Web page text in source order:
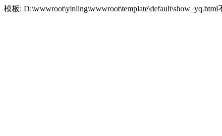
模板: D:\wwwroot\yinling\wwwroot\template\default\show_yq.html